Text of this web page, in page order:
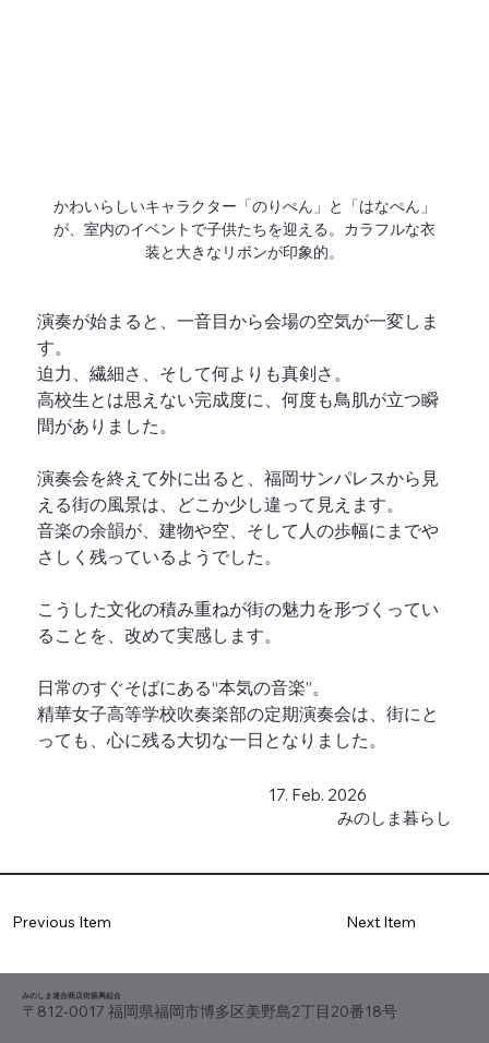
かわいらしいキャラクター「のりぺん」と「はなぺん」
が、室内のイベントで子供たちを迎える。カラフルな衣
装と大きなリボンが印象的。
演奏が始まると、一音目から会場の空気が一変しま
す。
迫力、繊細さ、そして何よりも真剣さ。
高校生とは思えない完成度に、何度も鳥肌が立つ瞬
間がありました。
演奏会を終えて外に出ると、福岡サンパレスから見
える街の風景は、どこか少し違って見えます。
音楽の余韻が、建物や空、そして人の歩幅にまでや
さしく残っているようでした。
こうした文化の積み重ねが街の魅力を形づくってい
ることを、改めて実感します。
日常のすぐそばにある“本気の音楽”。
精華女子高等学校吹奏楽部の定期演奏会は、街にと
っても、心に残る大切な一日となりました。
17. Feb. 2026
みのしま暮らし
Previous Item Next Item
みのしま連合商店街振興組合
〒812-0017 福岡県福岡市博多区美野島2丁目20番18号